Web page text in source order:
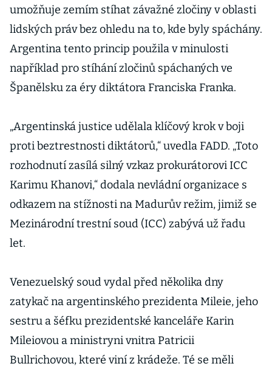
umožňuje zemím stíhat závažné zločiny v oblasti
lidských práv bez ohledu na to, kde byly spáchány.
Argentina tento princip použila v minulosti
například pro stíhání zločinů spáchaných ve
Španělsku za éry diktátora Franciska Franka.
„Argentinská justice udělala klíčový krok v boji
proti beztrestnosti diktátorů,“ uvedla FADD. „Toto
rozhodnutí zasílá silný vzkaz prokurátorovi ICC
Karimu Khanovi,“ dodala nevládní organizace s
odkazem na stížnosti na Madurův režim, jimiž se
Mezinárodní trestní soud (ICC) zabývá už řadu
let.
Venezuelský soud vydal před několika dny
zatykač na argentinského prezidenta Mileie, jeho
sestru a šéfku prezidentské kanceláře Karin
Mileiovou a ministryni vnitra Patricii
Bullrichovou, které viní z krádeže. Té se měli